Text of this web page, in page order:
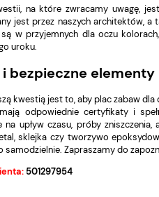
na które zwracamy uwagę,
jest przez naszych architektów, a
w przyjemnych dla oczu
uroku.
i bezpieczne
kwestią jest to, aby plac zabaw
odpowiednie certyfikaty i
na upływ czasu, próby
sklejka czy tworzywo
samodzielnie. Zapraszamy do
501297954